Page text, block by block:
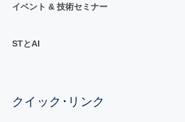
イベント & 技術セミナー
STとAI
クイック･リンク